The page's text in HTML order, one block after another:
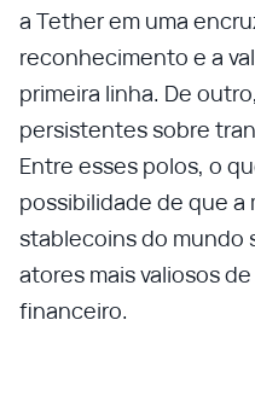
a Tether em uma
reconhecimento e a
primeira linha. De
persistentes sobre
Entre esses polos, o
possibilidade de que a
stablecoins do mundo
atores mais valiosos
financeiro.